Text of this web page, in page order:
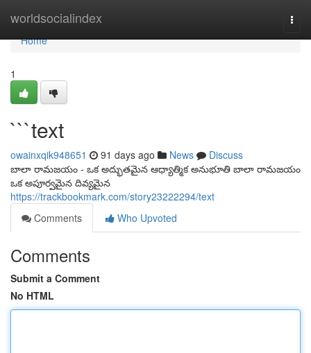
worldsocialindex
Home
Home
1
```text
owainxqik948651 91 days ago News
Discuss
బాలా రామజయం - ఒక అద్భుతమైన ఆధ్యాత్మిక అనుభూతి బాలా రామజయం
ఒక అపూర్వమైన దివ్యమైన
https://trackbookmark.com/story23222294/text
Comments
Who Upvoted
Comments
Submit a Comment
No HTML